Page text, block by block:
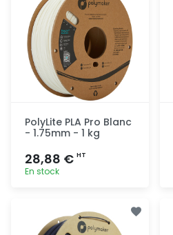
PolyLite PLA Pro Blanc
- 1.75mm - 1 kg
28,88 € HT
En stock
rapide